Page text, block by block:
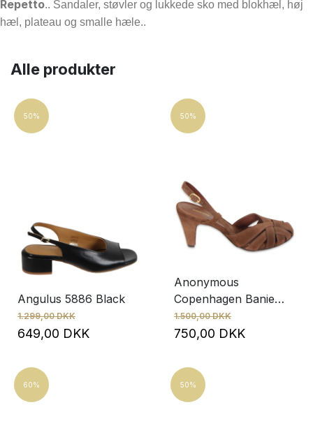
Ballerinaer
Angulus
36
36,5
37
38
40,5
41
Pris
Repetto.. Sandaler, støvler og lukkede sko med blokhæl, høj
hæl, plateau og smalle hæle..
Alle produkter
50%
Angulus 5886 Black
1.299,00 DKK
649,00 DKK
50%
Anonymous
Copenhagen Banie
Coconut
1.500,00 DKK
750,00 DKK
60% 50%